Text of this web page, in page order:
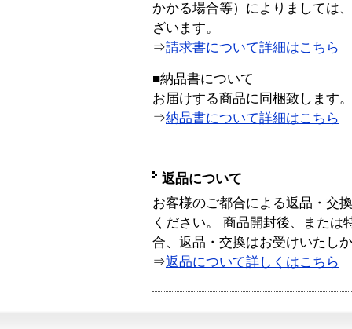
かかる場合等）によりましては
ざいます。
⇒請求書について詳細はこちら
■納品書について
お届けする商品に同梱致します。
⇒納品書について詳細はこちら
返品について
お客様のご都合による返品・交
ください。 商品開封後、または
合、返品・交換はお受けいたし
⇒返品について詳しくはこちら